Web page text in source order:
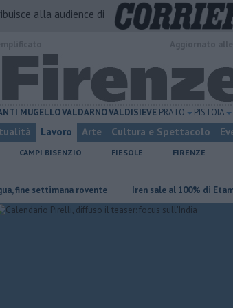
alla audience di
MUGELLOVALDARNOVALDISIEVE PRATO PISTOIA
Lavoro Arte Cultura e Spettacolo
CAMPI BISENZIO FIESOLE FIRENZE
rovente Iren sale al 100% di Etambiente